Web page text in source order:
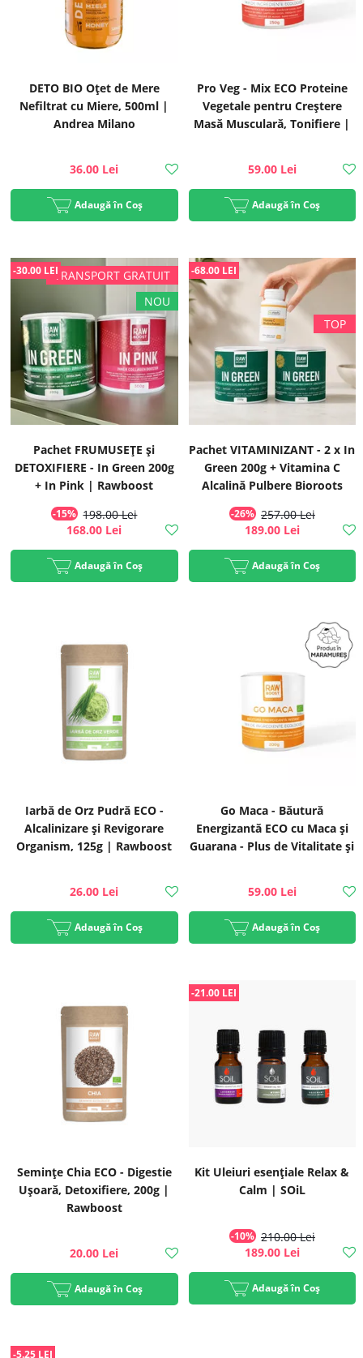
DETO BIO Oțet de Mere
Nefiltrat cu Miere, 500ml |
Andrea Milano
36.00 Lei
Adaugă în Coș
Pro Veg - Mix ECO Proteine
Vegetale pentru Creștere
Masă Musculară, Tonifiere |
59.00 Lei
Adaugă în Coș
Pachet FRUMUSEȚE și
DETOXIFIERE - In Green 200g
+ In Pink | Rawboost
-15% 198.00 Lei
-30.00 LEI
168.00 Lei
Adaugă în Coș
Pachet VITAMINIZANT - 2 x In
Green 200g + Vitamina C
Alcalină Pulbere Bioroots
-26% 257.00 Lei
-68.00 LEI
189.00 Lei
Adaugă în Coș
Iarbă de Orz Pudră ECO -
Alcalinizare și Revigorare
Organism, 125g | Rawboost
26.00 Lei
Adaugă în Coș
Go Maca - Băutură
Energizantă ECO cu Maca și
Guarana - Plus de Vitalitate și
59.00 Lei
Adaugă în Coș
Seminţe Chia ECO - Digestie
Ușoară, Detoxifiere, 200g |
Rawboost
20.00 Lei
Adaugă în Coș
Kit Uleiuri esențiale Relax &
Calm | SOiL
-10% 210.00 Lei
-21.00 LEI
189.00 Lei
Adaugă în Coș
-5.25 LEI